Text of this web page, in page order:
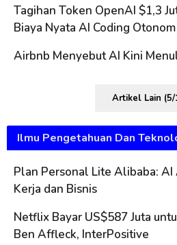
Tagihan Token OpenAI $1,3
Biaya Nyata AI Coding Otonom
Airbnb Menyebut AI Kini
Artikel Lain (5/
Ilmu Pengetahuan Dan
Plan Personal Lite Alibaba:
Kerja dan Bisnis
Netflix Bayar US$587 Juta
Ben Affleck, InterPositive